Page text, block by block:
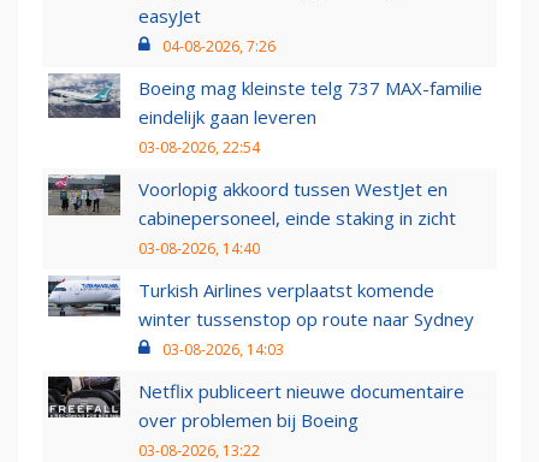
easyJet
04-08-2026, 7:26
Boeing mag kleinste telg 737 MAX-familie
eindelijk gaan leveren
03-08-2026, 22:54
Voorlopig akkoord tussen WestJet en
cabinepersoneel, einde staking in zicht
03-08-2026, 14:40
Turkish Airlines verplaatst komende
winter tussenstop op route naar Sydney
03-08-2026, 14:03
Netflix publiceert nieuwe documentaire
over problemen bij Boeing
03-08-2026, 13:22